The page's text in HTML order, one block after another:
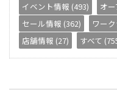
イベント情報 (493) オ
セール情報 (362)
ワー
店舗情報 (27)
すべて